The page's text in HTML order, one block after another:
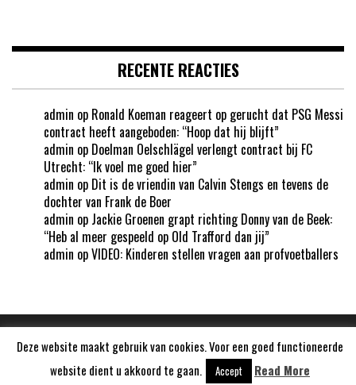
RECENTE REACTIES
admin op Ronald Koeman reageert op gerucht dat PSG Messi
contract heeft aangeboden: “Hoop dat hij blijft”
admin op Doelman Oelschlägel verlengt contract bij FC
Utrecht: “Ik voel me goed hier”
admin op Dit is de vriendin van Calvin Stengs en tevens de
dochter van Frank de Boer
admin op Jackie Groenen grapt richting Donny van de Beek:
“Heb al meer gespeeld op Old Trafford dan jij”
admin opVIDEO: Kinderen stellen vragen aan profvoetballers
Aangedreven doorWordPress
Deze website maakt gebruik van cookies. Voor een goed functioneerde
website dient u akkoord te gaan.
Accept Read More